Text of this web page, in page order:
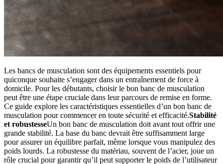
Les bancs de musculation sont des équipements essentiels pour
quiconque souhaite s’engager dans un entraînement de force à
domicile. Pour les débutants, choisir le bon banc de musculation
peut être une étape cruciale dans leur parcours de remise en forme.
Ce guide explore les caractéristiques essentielles d’un bon banc de
musculation pour commencer en toute sécurité et efficacité.Stabilité
et robustesseUn bon banc de musculation doit avant tout offrir une
grande stabilité. La base du banc devrait être suffisamment large
pour assurer un équilibre parfait, même lorsque vous manipulez des
poids lourds. La robustesse du matériau, souvent de l’acier, joue un
rôle crucial pour garantir qu’il peut supporter le poids de l’utilisateur